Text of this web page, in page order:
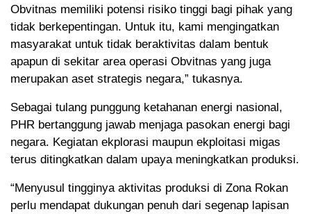
Obvitnas memiliki potensi risiko tinggi bagi pihak yang
tidak berkepentingan. Untuk itu, kami mengingatkan
masyarakat untuk tidak beraktivitas dalam bentuk
apapun di sekitar area operasi Obvitnas yang juga
merupakan aset strategis negara,” tukasnya.
Sebagai tulang punggung ketahanan energi nasional,
PHR bertanggung jawab menjaga pasokan energi bagi
negara. Kegiatan ekplorasi maupun ekploitasi migas
terus ditingkatkan dalam upaya meningkatkan produksi.
“Menyusul tingginya aktivitas produksi di Zona Rokan
perlu mendapat dukungan penuh dari segenap lapisan